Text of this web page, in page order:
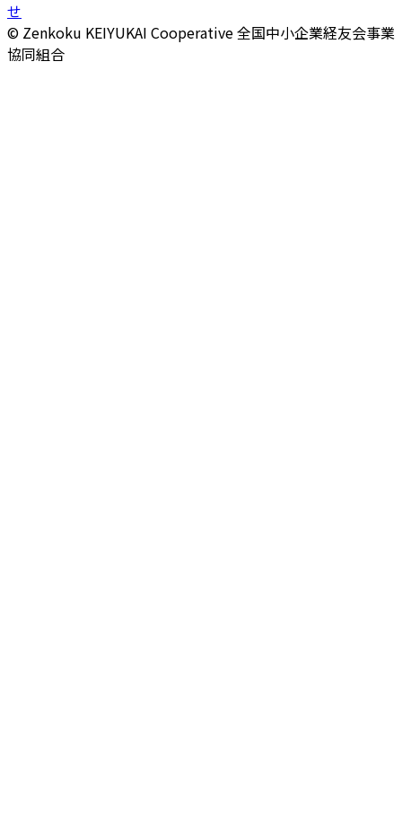
せ
© Zenkoku KEIYUKAI Cooperative全国中小企業経友会事業
協同組合